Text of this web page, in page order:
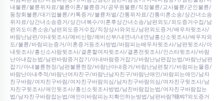
내불륜/불륜위자료/불륜이혼/불륜증거/공무원불륜/직장불륜/교사불륜/군인불륜/
동창회불륜/대기업불륜/카톡증거/불륜처벌/간통위자료/간통이혼소송/상간녀소송
위자료/상간녀소송증거/상간녀복수/이혼후상간녀소송/남편외도/외도증거수집/남
편외도이혼소송/남편외도증거수집/직장상사와외도/남편외도증거/배우자뒷조사/
바람난남편/아내뒷조사/예비신랑/예비신부/내연녀/내연남흥신소뒷조사/배우자외
도/불륜/바람피는증거/이혼증거등조사방법/바람피는배우자뒷조사/남편뒷조사/아
내뒷조사/흥신소사람뒷조사/결혼할여자뒷조사/결혼전뒷조사/인스타뒷조사/바람
난아내잡는법/남편바람증거잡기/아내바람증거잡기/바람난남편잡는법/바람난남편
잡기/아내불륜현장/남편불륜현장/바람난아내증거/바람난남편찾기/바람피는물증/
바람난아내추적/바람난여자친구/바람난남자친구/바람난애인/바람피는애인/남자
친구바람/여자친구바람/여자친구바람의심/남자친구바람의심/여자친구뒷조사/남
자친구뒷조사/애인뒷조사/흥신소뒷조사방법/남친바람잡는법/여자친구바람잡는
법/남자친구바람잡는법/애인이바람피는지확인하는방법/남편바람?穗쨔?외도증거